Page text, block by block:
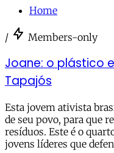
Home
/ Members-only
Joane: o plástico
Tapajós
Esta jovem ativista
de seu povo, para que
resíduos. Este é o
jovens líderes que